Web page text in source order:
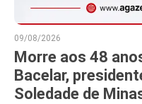
09/08/2026
Morre aos 48
Bacelar,
Soledade de